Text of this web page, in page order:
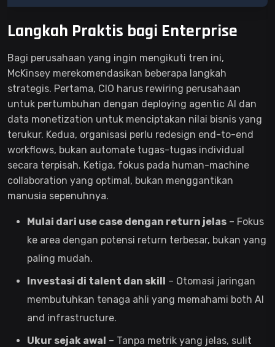
Langkah Praktis bagi Enterprise
Bagi perusahaan yang ingin mengikuti tren ini,
McKinsey merekomendasikan beberapa langkah
strategis. Pertama, CIO harus rewiring perusahaan
untuk pertumbuhan dengan deploying agentic AI dan
data monetization untuk menciptakan nilai bisnis yang
terukur. Kedua, organisasi perlu redesign end-to-end
workflows, bukan automate tugas-tugas individual
secara terpisah. Ketiga, fokus pada human-machine
collaboration yang optimal, bukan menggantikan
manusia sepenuhnya.
Mulai dari use case dengan return jelas – Fokus
ke area dengan potensi return terbesar, bukan yang
paling mudah.
Investasi di talent dan skill – Otomasi jaringan
membutuhkan tenaga ahli yang memahami both AI
and infrastructure.
Ukur sejak awal – Tanpa metrik yang jelas, sulit